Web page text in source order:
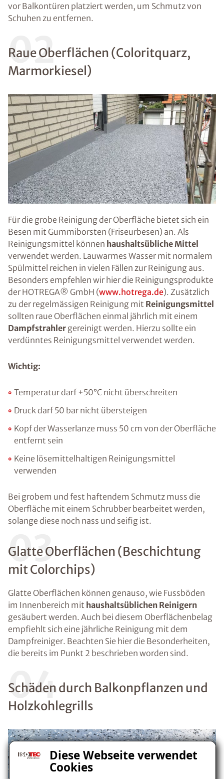
Diese Webseite verwendet
Cookies
vor Balkontüren platziert werden, um Schmutz von
Schuhen zu entfernen.
02
Raue Oberflächen (Coloritquarz,
Marmorkiesel)
Für die grobe Reinigung der Oberfläche bietet sich ein
Besen mit Gummiborsten (Friseurbesen) an. Als
Reinigungsmittel können haushaltsübliche Mittel
verwendet werden. Lauwarmes Wasser mit normalem
Spülmittel reichen in vielen Fällen zur Reinigung aus.
Besonders empfehlen wir hier die Reinigungsprodukte
der HOTREGA® GmbH (www.hotrega.de). Zusätzlich
zu der regelmässigen Reinigung mit Reinigungsmittel
sollten raue Oberflächen einmal jährlich mit einem
Dampfstrahler gereinigt werden. Hierzu sollte ein
verdünntes Reinigungsmittel verwendet werden.
Wichtig:
Temperatur darf +50°C nicht überschreiten
Druck darf 50 bar nicht übersteigen
Kopf der Wasserlanze muss 50 cm von der Oberfläche
entfernt sein
Keine lösemittelhaltigen Reinigungsmittel
verwenden
Bei grobem und fest haftendem Schmutz muss die
Oberfläche mit einem Schrubber bearbeitet werden,
solange diese noch nass und seifig ist.
03
Glatte Oberflächen (Beschichtung
mit Colorchips)
Glatte Oberflächen können genauso, wie Fussböden
im Innenbereich mit haushaltsüblichen Reinigern
gesäubert werden. Auch bei diesem Oberflächenbelag
empfiehlt sich eine jährliche Reinigung mit dem
Dampfreiniger. Beachten Sie hier die Besonderheiten,
die bereits im Punkt 2 beschrieben worden sind.
04
Schäden durch Balkonpflanzen und
Holzkohlegrills